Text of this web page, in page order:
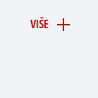
VIŠE